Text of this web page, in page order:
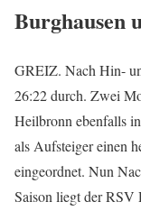
Burghausen
GREIZ. Nach Hin-
26:22 durch. Zwei
Heilbronn ebenfalls
als Aufsteiger einen
eingeordnet. Nun
Saison liegt der RSV